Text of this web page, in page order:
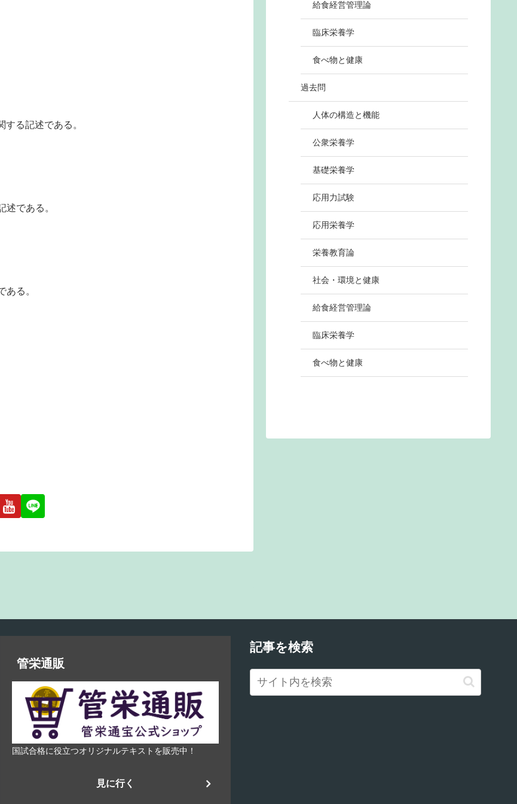
る記述である。
述である。
ある。
給食経営管理論
臨床栄養学
食べ物と健康
過去問
人体の構造と機能
公衆栄養学
基礎栄養学
応用力試験
応用栄養学
栄養教育論
社会・環境と健康
給食経営管理論
臨床栄養学
食べ物と健康
管栄通販
国試合格に役立つオリジナルテキストを販売中！
見に行く
記事を検索